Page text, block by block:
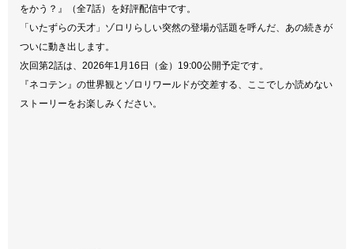
をかう？』（全7話）を好評配信中です。
「いたずらの天才」ゾロリらしい突然の登場が話題を呼んだ、あの続きが
ついに動き出します。
次回第2話は、2026年1月16日（金）19:00公開予定です。
『ネコテン』の世界観とゾロリワールドが交差する、ここでしか読めない
ストーリーをお楽しみください。